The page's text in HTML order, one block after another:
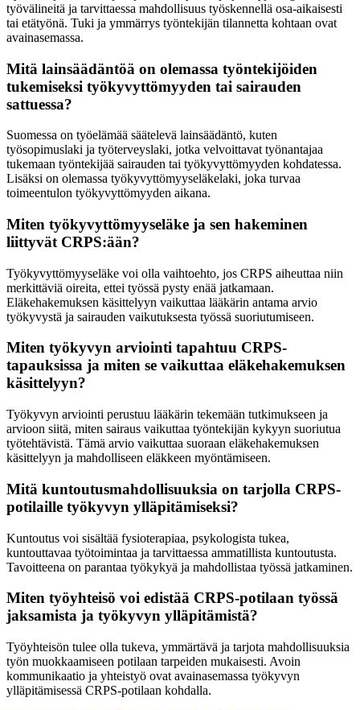
työvälineitä ja tarvittaessa mahdollisuus työskennellä osa-aikaisesti
tai etätyönä. Tuki ja ymmärrys työntekijän tilannetta kohtaan ovat
avainasemassa.
Mitä lainsäädäntöä on olemassa työntekijöiden
tukemiseksi työkyvyttömyyden tai sairauden
sattuessa?
Suomessa on työelämää säätelevä lainsäädäntö, kuten
työsopimuslaki ja työterveyslaki, jotka velvoittavat työnantajaa
tukemaan työntekijää sairauden tai työkyvyttömyyden kohdatessa.
Lisäksi on olemassa työkyvyttömyyseläkelaki, joka turvaa
toimeentulon työkyvyttömyyden aikana.
Miten työkyvyttömyyseläke ja sen hakeminen
liittyvät CRPS:ään?
Työkyvyttömyyseläke voi olla vaihtoehto, jos CRPS aiheuttaa niin
merkittäviä oireita, ettei työssä pysty enää jatkamaan.
Eläkehakemuksen käsittelyyn vaikuttaa lääkärin antama arvio
työkyvystä ja sairauden vaikutuksesta työssä suoriutumiseen.
Miten työkyvyn arviointi tapahtuu CRPS-
tapauksissa ja miten se vaikuttaa eläkehakemuksen
käsittelyyn?
Työkyvyn arviointi perustuu lääkärin tekemään tutkimukseen ja
arvioon siitä, miten sairaus vaikuttaa työntekijän kykyyn suoriutua
työtehtävistä. Tämä arvio vaikuttaa suoraan eläkehakemuksen
käsittelyyn ja mahdolliseen eläkkeen myöntämiseen.
Mitä kuntoutusmahdollisuuksia on tarjolla CRPS-
potilaille työkyvyn ylläpitämiseksi?
Kuntoutus voi sisältää fysioterapiaa, psykologista tukea,
kuntouttavaa työtoimintaa ja tarvittaessa ammatillista kuntoutusta.
Tavoitteena on parantaa työkykyä ja mahdollistaa työssä jatkaminen.
Miten työyhteisö voi edistää CRPS-potilaan työssä
jaksamista ja työkyvyn ylläpitämistä?
Työyhteisön tulee olla tukeva, ymmärtävä ja tarjota mahdollisuuksia
työn muokkaamiseen potilaan tarpeiden mukaisesti. Avoin
kommunikaatio ja yhteistyö ovat avainasemassa työkyvyn
ylläpitämisessä CRPS-potilaan kohdalla.